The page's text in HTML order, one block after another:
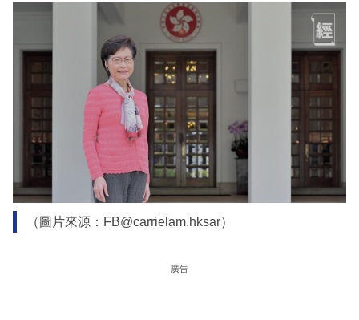
（圖片來源：FB@carrielam.hksar）
廣告